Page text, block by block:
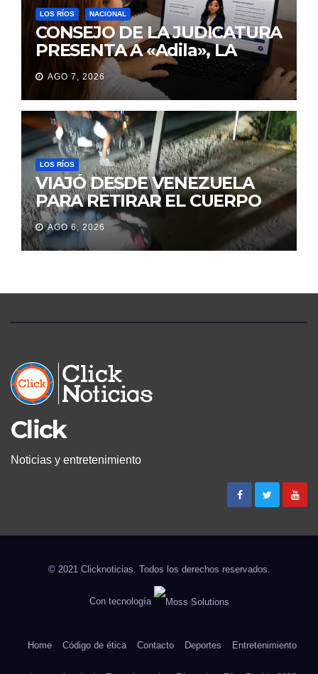
LOS RÍOS NACIONAL
CONSEJO DE LA JUDICATURA
PRESENTA A «Adila», LA
ASISTENTE VIRTUAL QUE
ORIENTA A LA CIUDADANÍA
SOBRE TRÁMITES
JUDICIALES
AGO 7, 2026
LOS RÍOS
VIAJÓ DESDE VENEZUELA
PARA RETIRAR EL CUERPO
DE SU MARIDO QUE
PERMANECIÓ SEIS DÍAS EN
LA MORGUE
AGO 6, 2026
Click
Noticias y entretenimiento
© 2021 Clicknoticias. Todos los derechos reservados.
Con tecnología
Home Código de ética Contacto Deportes Entretenimiento